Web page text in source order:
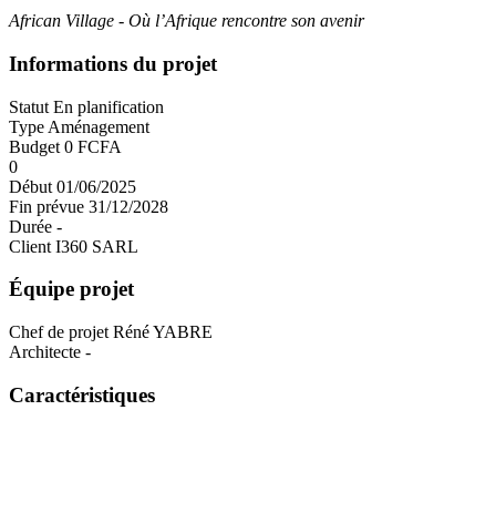
African Village - Où l’Afrique rencontre son avenir
Informations du projet
Statut En planification
Type Aménagement
Budget 0 FCFA
0
Début 01/06/2025
Fin prévue 31/12/2028
Durée -
Client I360 SARL
Équipe projet
Chef de projet Réné YABRE
Architecte -
Caractéristiques